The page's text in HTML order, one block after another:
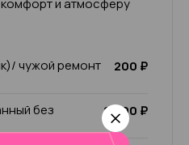
и атмосферу
чужой ремонт
200 ₽
без
2 000 ₽